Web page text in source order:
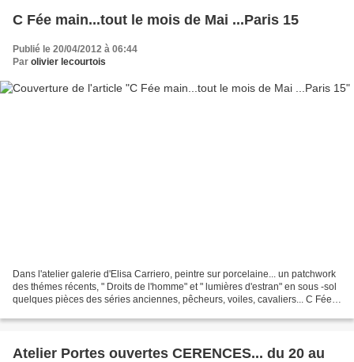
C Fée main...tout le mois de Mai ...Paris 15
Publié le 20/04/2012 à 06:44
Par olivier lecourtois
Dans l'atelier galerie d'Elisa Carriero, peintre sur porcelaine... un patchwork
des thémes récents, " Droits de l'homme" et " lumières d'estran" en sous -sol
quelques pièces des séries anciennes, pêcheurs, voiles, cavaliers... C Fée
Atelier Portes ouvertes CERENCES... du 20 au